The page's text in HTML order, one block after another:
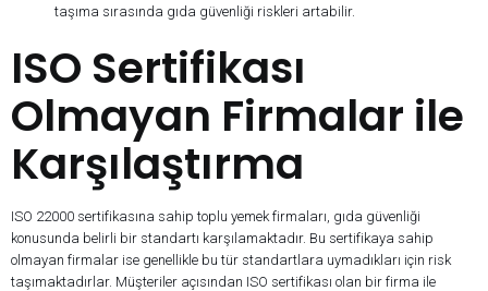
taşıma sırasında gıda güvenliği riskleri artabilir.
ISO Sertifikası
Olmayan Firmalar ile
Karşılaştırma
ISO 22000 sertifikasına sahip toplu yemek firmaları, gıda güvenliği
konusunda belirli bir standartı karşılamaktadır. Bu sertifikaya sahip
olmayan firmalar ise genellikle bu tür standartlara uymadıkları için risk
taşımaktadırlar. Müşteriler açısından ISO sertifikası olan bir firma ile